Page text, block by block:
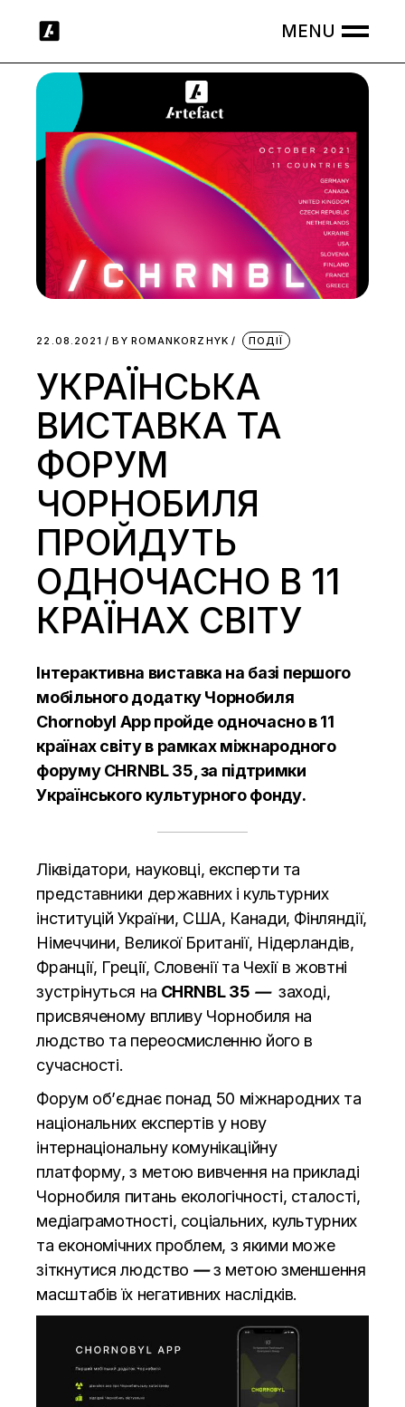
22.08.2021 BY ROMANKORZHYK ПОДІЇ
УКРАЇНСЬКА
ВИСТАВКА ТА
ФОРУМ
ЧОРНОБИЛЯ
ПРОЙДУТЬ
ОДНОЧАСНО В 11
КРАЇНАХ СВІТУ
Інтерактивна виставка на базі першого
мобільного додатку Чорнобиля
Chornobyl Appпройде одночасно в 11
країнах світу в рамках міжнародного
форуму CHRNBL 35, за підтримки
Українського культурного фонду.
Ліквідатори, науковці, експерти та
представники державних і культурних
інституцій України, США, Канади, Фінляндії,
Німеччини, Великої Британії, Нідерландів,
Франції, Греції, Словенії та Чехії в жовтні
зустрінуться на CHRNBL 35 —заході,
присвяченому впливу Чорнобиля на
людство та переосмисленню його в
сучасності.
Форум об’єднає понад 50 міжнародних та
національних експертів у нову
інтернаціональну комунікаційну
платформу, з метою вивчення на прикладі
Чорнобиля питань екологічності, сталості,
медіаграмотності, соціальних, культурних
та економічних проблем, з якими може
зіткнутися людство —з метою зменшення
масштабів їх негативних наслідків.